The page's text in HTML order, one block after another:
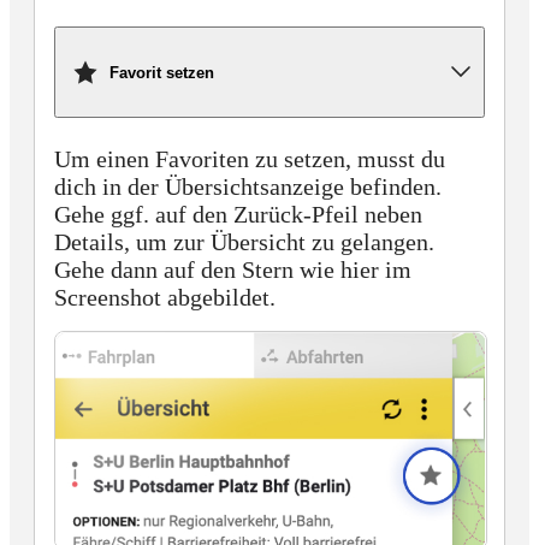
Favorit setzen
Um einen Favoriten zu setzen, musst du
dich in der Übersichtsanzeige befinden.
Gehe ggf. auf den Zurück-Pfeil neben
Details, um zur Übersicht zu gelangen.
Gehe dann auf den Stern wie hier im
Screenshot abgebildet.